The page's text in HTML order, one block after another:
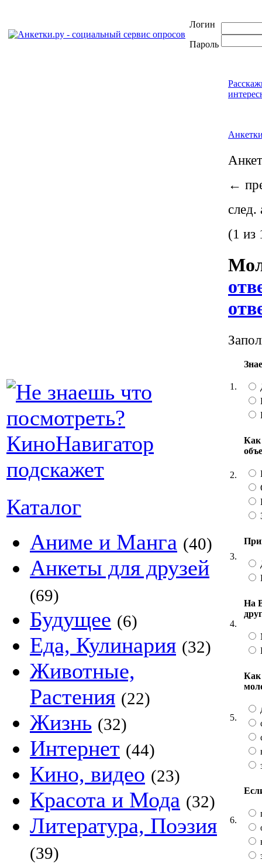
Логин
Пароль
Каталог
Аниме и Манга (40)
Анкеты для друзей
(69)
Будущее (6)
Еда, Кулинария (32)
Животные,
Растения (22)
Жизнь (32)
Интернет (44)
Кино, видео (23)
Красота и Мода (32)
Литература, Поэзия
(39)
←
след.
(1 из
1.
2.
Как
3.
4.
На
5.
Как
6.